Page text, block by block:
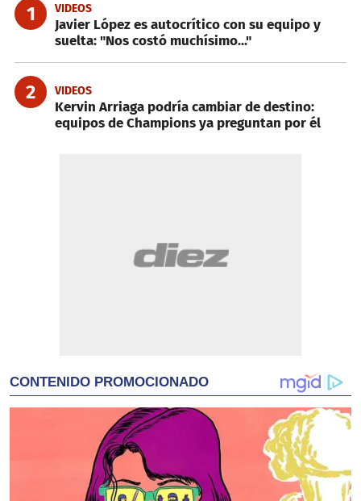
1 VIDEOS
Javier López es autocrítico con su equipo y
suelta: "Nos costó muchísimo..."
2 VIDEOS
Kervin Arriaga podría cambiar de destino:
equipos de Champions ya preguntan por él